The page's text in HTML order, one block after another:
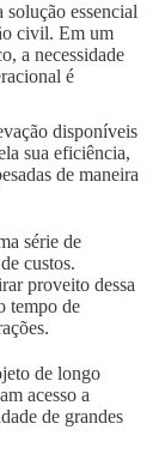
solução essencial
civil. Em um
a necessidade
é
disponíveis
sua eficiência,
de maneira
série de
custos.
proveito dessa
tempo de
de longo
acesso a
de grandes